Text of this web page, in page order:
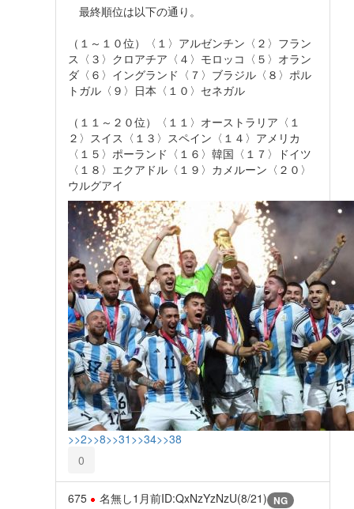
最終順位は以下の通り。
（１～１０位）〈１〉アルゼンチン〈２〉フラン
ス〈３〉クロアチア〈４〉モロッコ〈５〉オラン
ダ〈６〉イングランド〈７〉ブラジル〈８〉ポル
トガル〈９〉日本〈１０〉セネガル
（１１～２０位）〈１１〉オーストラリア〈１
２〉スイス〈１３〉スペイン〈１４〉アメリカ
〈１５〉ポーランド〈１６〉韓国〈１７〉ドイツ
〈１８〉エクアドル〈１９〉カメルーン〈２０〉
ウルグアイ
>>2>>8>>31 >>34>>38
0
675 名無し1月前ID:QxNzYzNzU(8/21) NG